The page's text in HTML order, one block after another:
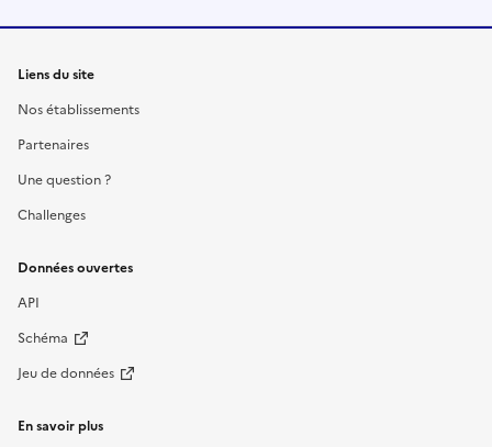
Liens du site
Nos établissements
Partenaires
Une question ?
Challenges
Données ouvertes
API
Schéma
Jeu de données
En savoir plus